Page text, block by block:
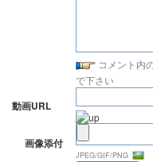
コメント内
で下さい
動画URL
画像添付
JPEG/GIF/PNG